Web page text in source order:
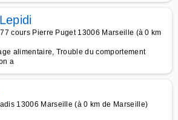
cours Pierre Puget 13006 Marseille (à 0 km
alimentaire, Trouble du comportement
a
13006 Marseille (à 0 km de Marseille)